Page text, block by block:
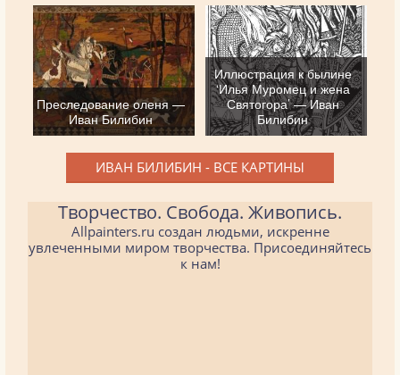
Преследование оленя —
Иван Билибин
Иллюстрация к былине
‘Илья Муромец и жена
Святогора’ — Иван
Билибин
ИВАН БИЛИБИН - ВСЕ КАРТИНЫ
Творчество. Свобода. Живопись.
Allpainters.ru создан людьми, искренне
увлеченными миром творчества. Присоединяйтесь
к нам!